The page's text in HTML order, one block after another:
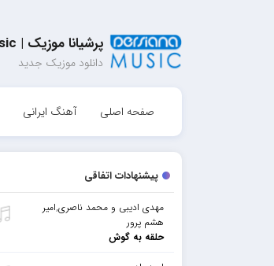
پرشیانا موزیک | Persiana Music
دانلود موزیک جدید
صفحه اصلی آهنگ ایرانی
پیشنهادات اتفاقی
مهدی ادیبی و محمد ناصری,امیر
هشم پرور
حلقه به گوش